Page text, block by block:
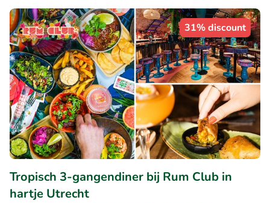
31% discount
Tropisch 3-gangendiner bij Rum Club in
hartje Utrecht